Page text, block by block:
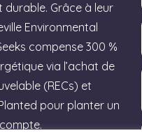
durable. Grâce à leur
Environmental
compense 300 %
via l’achat de
(RECs) et
pour planter un